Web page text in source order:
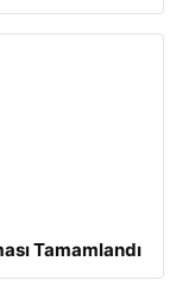
Tamamlandı